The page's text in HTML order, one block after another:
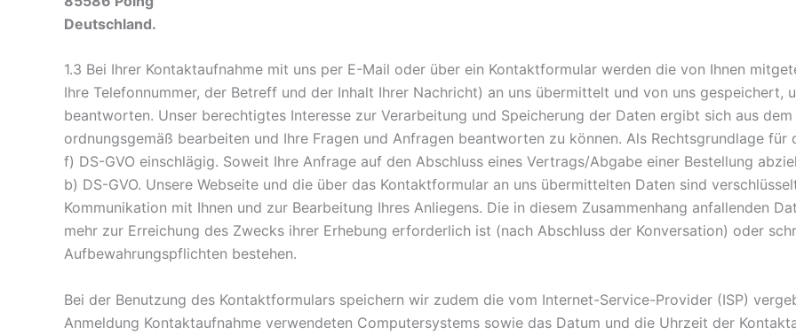
Deutschland.
1.3 Bei Ihrer Kontaktaufnahme mit uns per E-Mail oder über ein Kontaktformular werden die von Ihnen
Ihre Telefonnummer, der Betreff und der Inhalt Ihrer Nachricht) an uns übermittelt und von uns gespeichert,
beantworten. Unser berechtigtes Interesse zur Verarbeitung und Speicherung der Daten ergibt sich aus
ordnungsgemäß bearbeiten und Ihre Fragen und Anfragen beantworten zu können. Als Rechtsgrundlage
f) DS-GVO einschlägig. Soweit Ihre Anfrage auf den Abschluss eines Vertrags/Abgabe einer Bestellung
b) DS-GVO. Unsere Webseite und die über das Kontaktformular an uns übermittelten Daten sind
Kommunikation mit Ihnen und zur Bearbeitung Ihres Anliegens. Die in diesem Zusammenhang anfallenden
mehr zur Erreichung des Zwecks ihrer Erhebung erforderlich ist (nach Abschluss der Konversation) oder
Aufbewahrungspflichten bestehen.
Bei der Benutzung des Kontaktformulars speichern wir zudem die vom Internet-Service-Provider (ISP)
Anmeldung Kontaktaufnahme verwendeten Computersystems sowie das Datum und die Uhrzeit der